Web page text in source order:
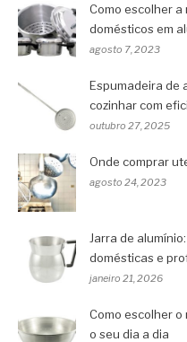
Como escolher
domésticos em
agosto 7, 2023
Espumadeira de
cozinhar com
outubro 27, 2025
Onde comprar
agosto 24, 2023
Jarra de
domésticas e
janeiro 21, 2026
Como escolher
o seu dia a dia